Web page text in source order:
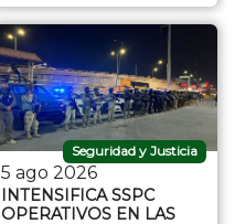
Seguridad y Justicia
5 ago 2026
INTENSIFICA SSPC
OPERATIVOS EN LAS